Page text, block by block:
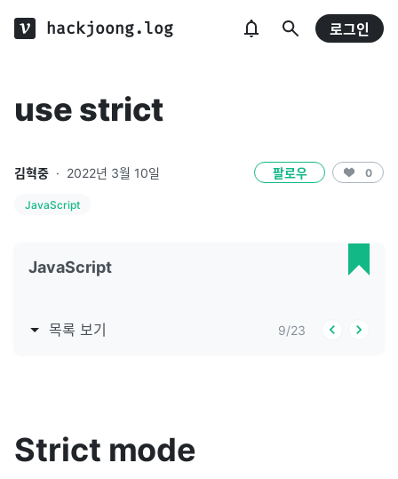
hackjoong.log 로그인
use strict
김혁중 · 2022년 3월 10일 팔로우 0
JavaScript
JavaScript
목록 보기 9/23
Strict mode